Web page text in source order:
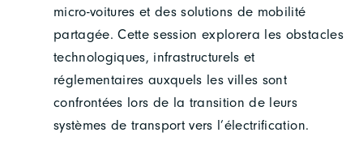
micro-voitures et des solutions de mobilité
partagée. Cette session explorera les obstacles
technologiques, infrastructurels et
réglementaires auxquels les villes sont
confrontées lors de la transition de leurs
systèmes de transport vers l’électrification.